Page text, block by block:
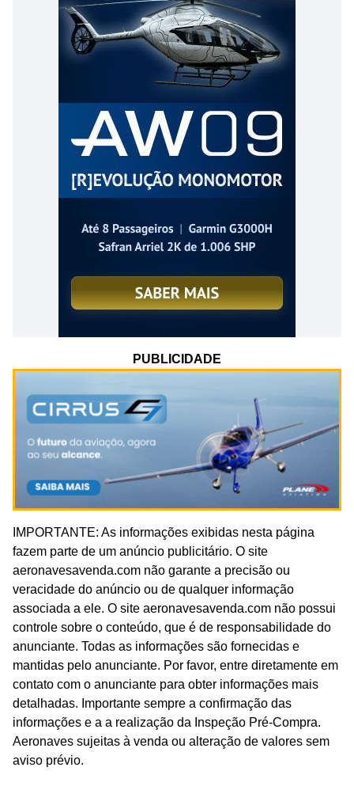
PUBLICIDADE
IMPORTANTE: As informações exibidas nesta página
fazem parte de um anúncio publicitário. O site
aeronavesavenda.com não garante a precisão ou
veracidade do anúncio ou de qualquer informação
associada a ele. O site aeronavesavenda.com não possui
controle sobre o conteúdo, que é de responsabilidade do
anunciante. Todas as informações são fornecidas e
mantidas pelo anunciante. Por favor, entre diretamente em
contato com o anunciante para obter informações mais
detalhadas. Importante sempre a confirmação das
informações e a a realização da Inspeção Pré-Compra.
Aeronaves sujeitas à venda ou alteração de valores sem
aviso prévio.